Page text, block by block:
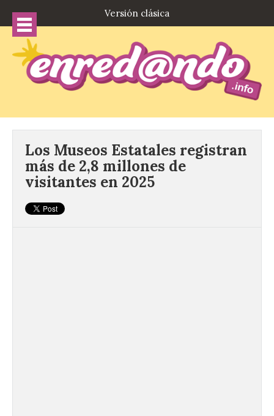
Versión clásica
Los Museos Estatales registran
más de 2,8 millones de
visitantes en 2025